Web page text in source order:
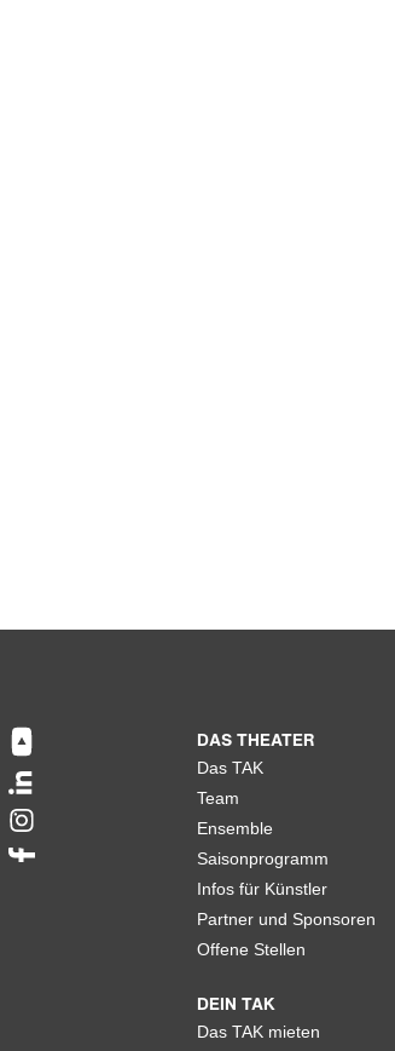
DAS THEATER
Das TAK
Team
Ensemble
Saisonprogramm
Infos für Künstler
Partner und Sponsoren
Offene Stellen
DEIN TAK
Das TAK mieten